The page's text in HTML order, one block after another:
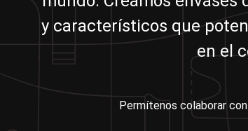
y característicos que
en el
Permítenos colaborar